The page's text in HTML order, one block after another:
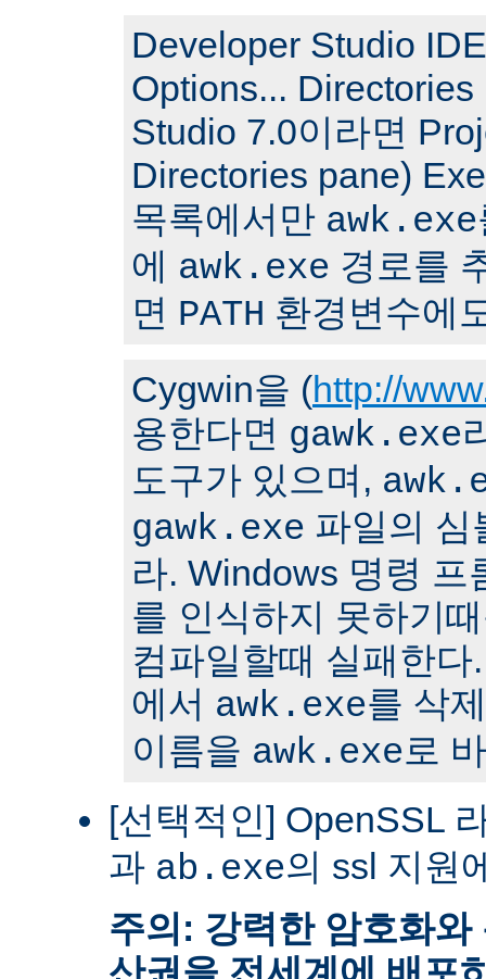
Developer Studio
Options...
Studio 7.0이라면
Directories pane)
목록에서만 awk.exe
에 awk.exe 경로를
면 PATH 환경변수에
Cygwin을 (http://
용한다면 gawk.exe
도구가 있으며,
gawk.exe 파일의 심
라. Windows 명령 프
를 인식하지 못하기
컴파일할때 실패한
에서 awk.exe를 삭
이름을 awk.exe로
[선택적인] OpenSSL
과 ab.exe의 ssl 지원
주의: 강력한 암호화